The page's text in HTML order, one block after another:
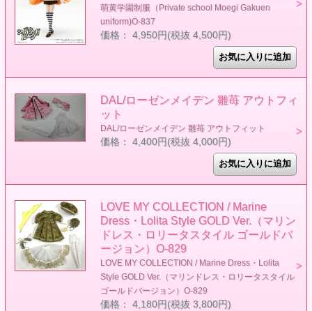
萌黄学園制服（Private school Moegi Gakuen
uniform)O-837
価格： 4,950円(税抜 4,500円)
DAL/ローゼンメイデン 雛苺 アウトフィ
ット
DAL/ローゼンメイデン 雛苺 アウトフィット
価格： 4,400円(税抜 4,000円)
LOVE MY COLLECTION / Marine
Dress・Lolita Style GOLD Ver.（マリン
ドレス・ロリータスタイル ゴールドバ
ージョン）O-829
LOVE MY COLLECTION / Marine Dress・Lolita
Style GOLD Ver.（マリンドレス・ロリータスタイル
ゴールドバージョン）O-829
価格： 4,180円(税抜 3,800円)